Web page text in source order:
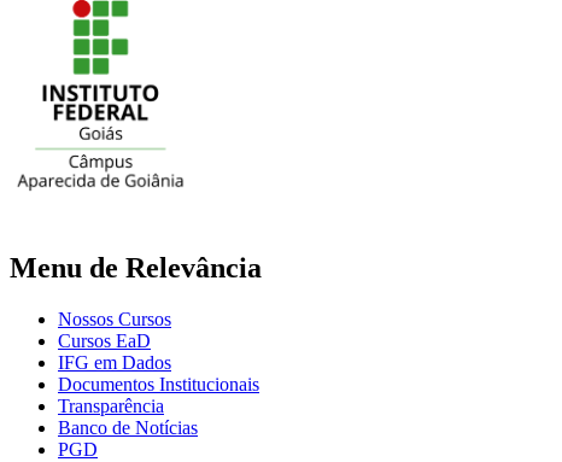
Menu de Relevância
Nossos Cursos
Cursos EaD
IFG em Dados
Documentos Institucionais
Transparência
Banco de Notícias
PGD